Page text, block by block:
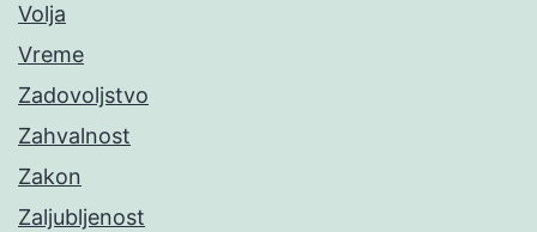
Volja
Vreme
Zadovoljstvo
Zahvalnost
Zakon
Zaljubljenost